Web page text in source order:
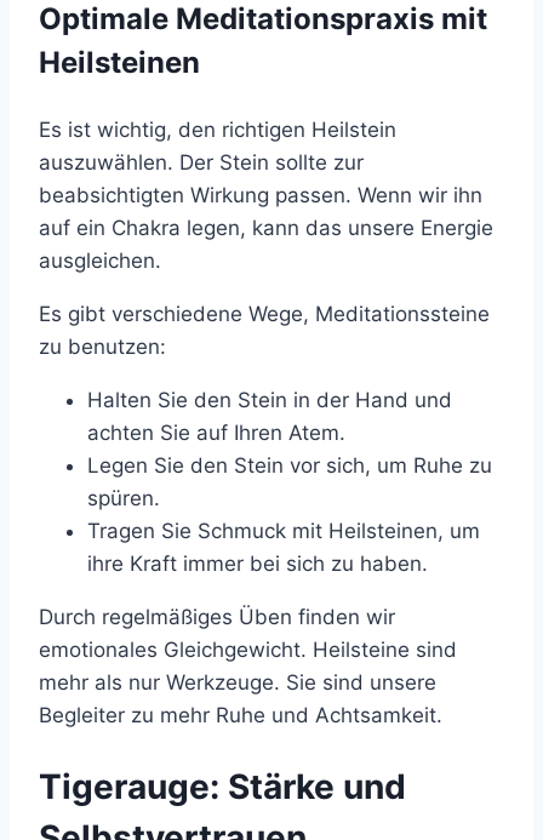
Optimale Meditationspraxis mit
Heilsteinen
Es ist wichtig, den richtigen Heilstein
auszuwählen. Der Stein sollte zur
beabsichtigten Wirkung passen. Wenn wir ihn
auf ein Chakra legen, kann das unsere Energie
ausgleichen.
Es gibt verschiedene Wege, Meditationssteine
zu benutzen:
Halten Sie den Stein in der Hand und
achten Sie auf Ihren Atem.
Legen Sie den Stein vor sich, um Ruhe zu
spüren.
Tragen Sie Schmuck mit Heilsteinen, um
ihre Kraft immer bei sich zu haben.
Durch regelmäßiges Üben finden wir
emotionales Gleichgewicht. Heilsteine sind
mehr als nur Werkzeuge. Sie sind unsere
Begleiter zu mehr Ruhe und Achtsamkeit.
Tigerauge: Stärke und